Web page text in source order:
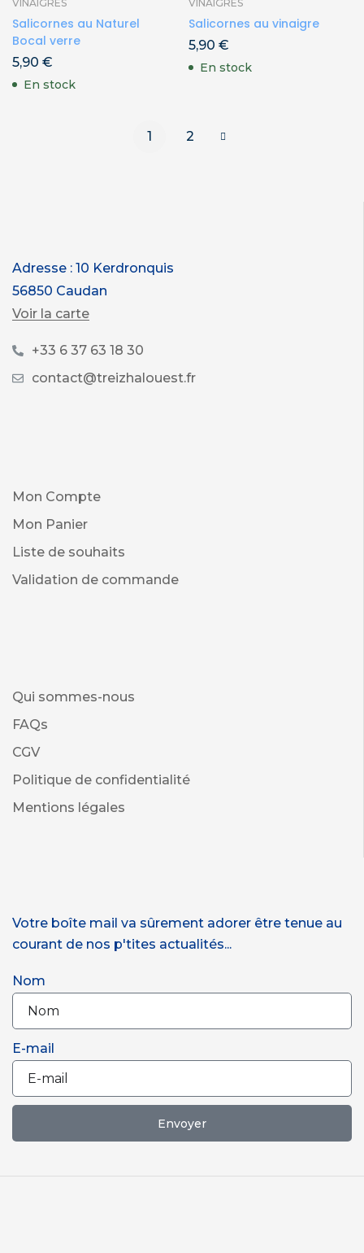
VINAIGRES
Salicornes au Naturel
Bocal verre
5,90 €
En stock
VINAIGRES
Salicornes au vinaigre
5,90 €
En stock
1 2
Adresse : 10 Kerdronquis
56850 Caudan
Voir la carte
+33 6 37 63 18 30
contact@treizhalouest.fr
Mon Compte
Mon Panier
Liste de souhaits
Validation de commande
Qui sommes-nous
FAQs
CGV
Politique de confidentialité
Mentions légales
Votre boîte mail va sûrement adorer être tenue au
courant de nos p'tites actualités...
Nom
E-mail
Envoyer